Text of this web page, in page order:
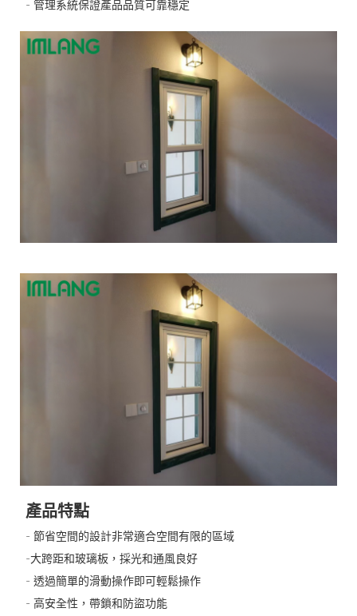
- 管理系統保證產品品質可靠穩定
產品特點
- 節省空間的設計非常適合空間有限的區域
-大跨距和玻璃板，採光和通風良好
- 透過簡單的滑動操作即可輕鬆操作
- 高安全性，帶鎖和防盜功能